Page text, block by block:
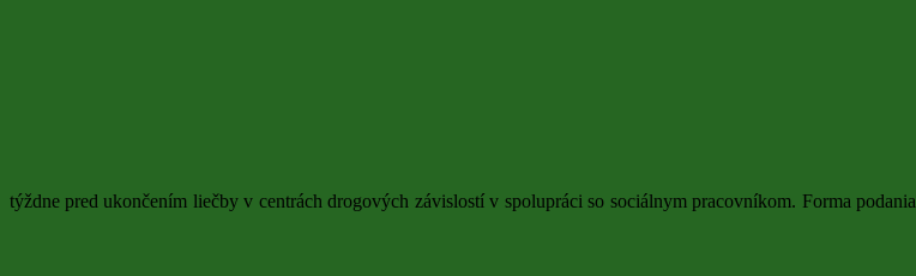
pred ukončením liečby v centrách drogových závislostí v spolupráci so sociálnym pracovníkom. Forma podania